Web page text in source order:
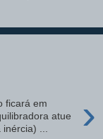
›
ficará em
atue
...